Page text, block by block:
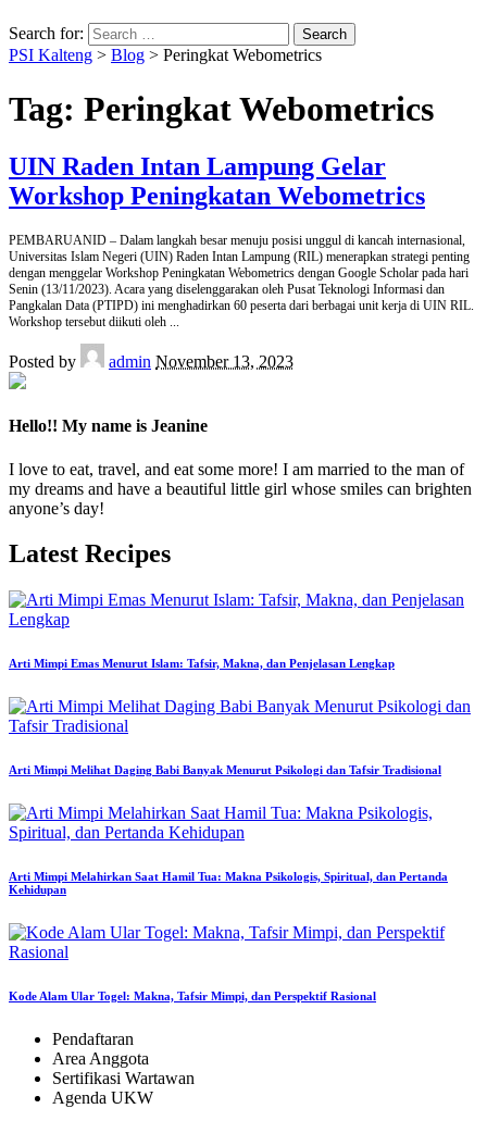
Search for:
PSI Kalteng > Blog > Peringkat Webometrics
Tag: Peringkat Webometrics
UIN Raden Intan Lampung Gelar
Workshop Peningkatan Webometrics
PEMBARUANID – Dalam langkah besar menuju posisi unggul di kancah internasional,
Universitas Islam Negeri (UIN) Raden Intan Lampung (RIL) menerapkan strategi penting
dengan menggelar Workshop Peningkatan Webometrics dengan Google Scholar pada hari
Senin (13/11/2023). Acara yang diselenggarakan oleh Pusat Teknologi Informasi dan
Pangkalan Data (PTIPD) ini menghadirkan 60 peserta dari berbagai unit kerja di UIN RIL.
Workshop tersebut diikuti oleh ...
Posted by admin November 13, 2023
Hello!! My name is Jeanine
I love to eat, travel, and eat some more! I am married to the man of
my dreams and have a beautiful little girl whose smiles can brighten
anyone’s day!
Latest Recipes
Arti Mimpi Emas Menurut Islam: Tafsir, Makna, dan Penjelasan Lengkap
Arti Mimpi Melihat Daging Babi Banyak Menurut Psikologi dan Tafsir Tradisional
Arti Mimpi Melahirkan Saat Hamil Tua: Makna Psikologis, Spiritual, dan Pertanda
Kehidupan
Kode Alam Ular Togel: Makna, Tafsir Mimpi, dan Perspektif Rasional
Pendaftaran
Area Anggota
Sertifikasi Wartawan
Agenda UKW